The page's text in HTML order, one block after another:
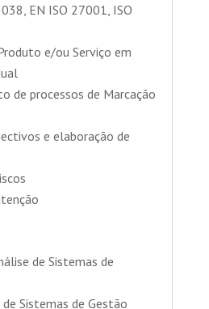
EN ISO 27001, ISO
e/ou Serviço em
de processos de Marcação
e elaboração de
de Sistemas de
Sistemas de Gestão